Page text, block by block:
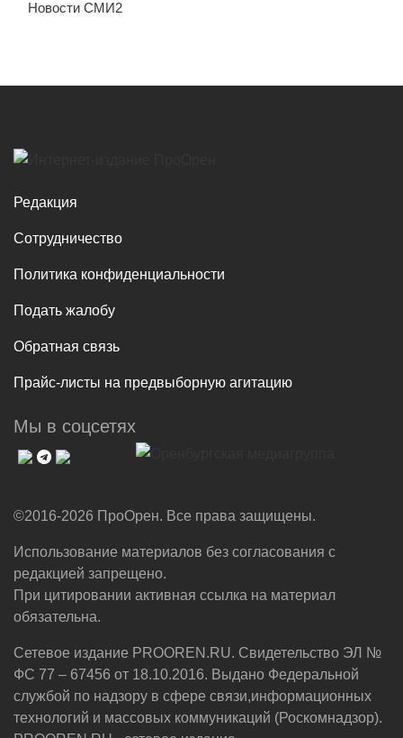
Новости СМИ2
Редакция
Сотрудничество
Политика конфиденциальности
Подать жалобу
Обратная связь
Прайс-листы на предвыборную агитацию
Мы в соцсетях
©2016-2026 ПроОрен. Все права защищены.
Использование материалов без согласования с
редакцией запрещено.
При цитировании активная ссылка на материал
обязательна.
Сетевое издание PROOREN.RU. Свидетельство ЭЛ №
ФС 77 – 67456 от 18.10.2016. Выдано Федеральной
службой по надзору в сфере связи,информационных
технологий и массовых коммуникаций (Роскомнадзор).